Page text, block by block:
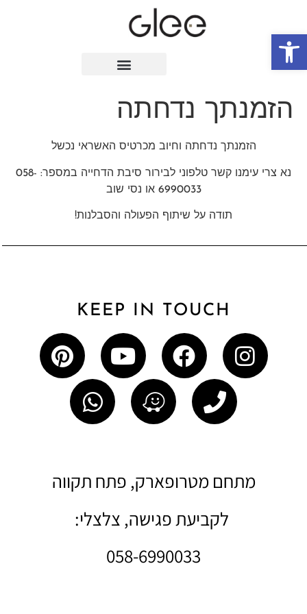
פתח סרגל נגישות
הזמנתך נדחתה
הזמנתך נדחתה וחיוב מכרטיס האשראי נכשל
נא צרי עימנו קשר טלפוני לבירור סיבת הדחייה במספר: 058-
6990033 או נסי שוב
תודה על שיתוף הפעולה והסבלנות!
KEEP IN TOUCH
מתחם מטרופארק, פתח תקווה
לקביעת פגישה, צלצלי:
058-6990033